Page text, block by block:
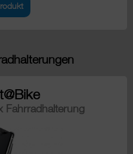
Fahrradhalterung